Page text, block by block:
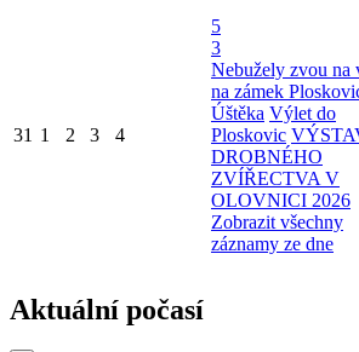
31 1 2 3 4
5
3
Nebužely zvou na
na zámek
Úštěka Výlet do
Ploskovic
DROBNÉHO
ZVÍŘECTVA V
OLOVNICI 2026
Zobrazit všechny
záznamy ze dne
Aktuální počasí